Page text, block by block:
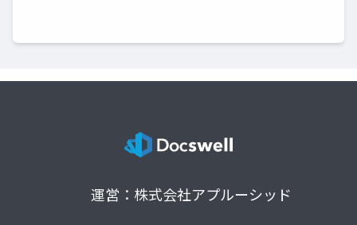
運営：株式会社アプルーシッド